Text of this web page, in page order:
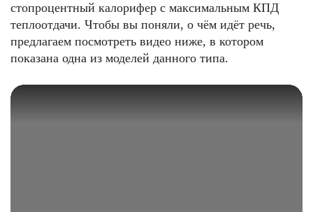
стопроцентный калорифер с максимальным КПД
теплоотдачи. Чтобы вы поняли, о чём идёт речь,
предлагаем посмотреть видео ниже, в котором
показана одна из моделей данного типа.